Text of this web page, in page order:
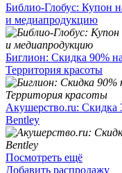
Библио-Глобус: Купон
и медиапродукцию
Биглион: Скидка 90%
Территория красоты
Акушерство.ru: Скидка
Bentley
Посмотреть ещё
Добавить распродажу